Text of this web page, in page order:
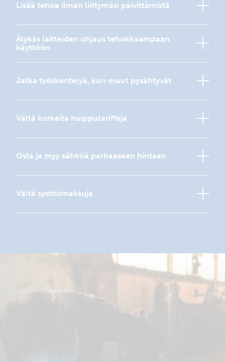
Lisää tehoa ilman liittymäsi päivittämistä
Älykäs laitteiden ohjaus tehokkaampaan
käyttöön
Jatka työskentelyä, kun muut pysähtyvät
Vältä korkeita huipputariffeja
Osta ja myy sähköä parhaaseen hintaan
Vältä syöttömaksuja